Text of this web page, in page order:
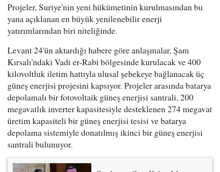
Projeler, Suriye'nin yeni hükümetinin kurulmasından bu
yana açıklanan en büyük yenilenebilir enerji
yatırımlarından biri niteliğinde.
Levant 24'ün aktardığı habere göre anlaşmalar, Şam
Kırsalı'ndaki Vadi er-Rabi bölgesinde kurulacak ve 400
kilovoltluk iletim hattıyla ulusal şebekeye bağlanacak üç
güneş enerjisi projesini kapsıyor. Projeler arasında batarya
depolamalı bir fotovoltaik güneş enerjisi santrali, 200
megavatlık inverter kapasitesiyle desteklenen 274 megavat
üretim kapasiteli bir güneş enerjisi tesisi ve batarya
depolama sistemiyle donatılmış ikinci bir güneş enerjisi
santrali bulunuyor.